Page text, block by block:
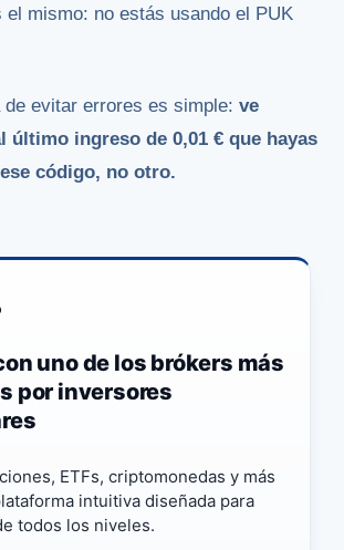
mismo: no estás usando el PUK
de evitar errores es simple: ve
último ingreso de 0,01 € que hayas
código, no otro.
uno de los brókers más
por inversores
ETFs, criptomonedas y más
intuitiva diseñada para
todos los niveles.